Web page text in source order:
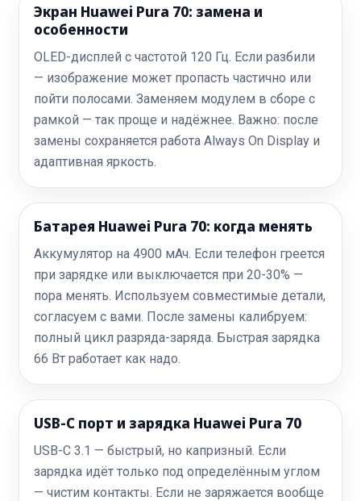
Экран Huawei Pura 70: замена и
особенности
OLED-дисплей с частотой 120 Гц. Если разбили
— изображение может пропасть частично или
пойти полосами. Заменяем модулем в сборе с
рамкой — так проще и надёжнее. Важно: после
замены сохраняется работа Always On Display и
адаптивная яркость.
Батарея Huawei Pura 70: когда менять
Аккумулятор на 4900 мАч. Если телефон греется
при зарядке или выключается при 20-30% —
пора менять. Используем совместимые детали,
согласуем с вами. После замены калибруем:
полный цикл разряда-заряда. Быстрая зарядка
66 Вт работает как надо.
USB-C порт и зарядка Huawei Pura 70
USB-C 3.1 — быстрый, но капризный. Если
зарядка идёт только под определённым углом
— чистим контакты. Если не заряжается вообще